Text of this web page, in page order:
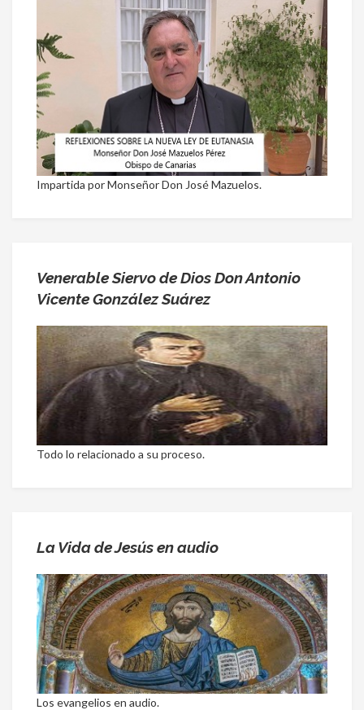
Impartida por Monseñor Don José Mazuelos.
Venerable Siervo de Dios Don Antonio
Vicente González Suárez
Todo lo relacionado a su proceso.
La Vida de Jesús en audio
Los evangelios en audio.